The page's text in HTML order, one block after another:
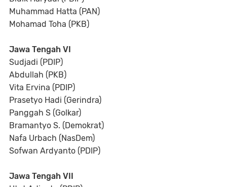
Muhammad Hatta (PAN)
Mohamad Toha (PKB)
Jawa Tengah VI
Sudjadi (PDIP)
Abdullah (PKB)
Vita Ervina (PDIP)
Prasetyo Hadi (Gerindra)
Panggah S (Golkar)
Bramantyo S. (Demokrat)
Nafa Urbach (NasDem)
Sofwan Ardyanto (PDIP)
Jawa Tengah VII